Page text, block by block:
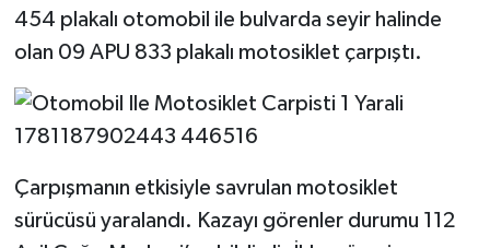
454 plakalı otomobil ile bulvarda seyir halinde
olan 09 APU 833 plakalı motosiklet çarpıştı.
Çarpışmanın etkisiyle savrulan motosiklet
sürücüsü yaralandı. Kazayı görenler durumu 112